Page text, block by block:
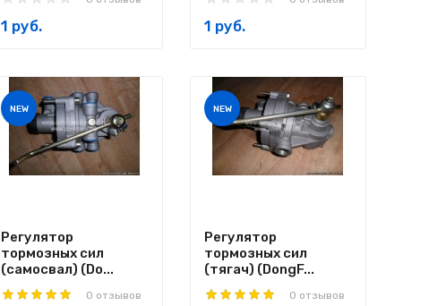
1 руб. 1 руб.
NEW
Регулятор
тормозных сил
(самосвал) (Do...
0 отзывов
NEW
Регулятор
тормозных сил
(тягач) (DongF...
0 отзывов